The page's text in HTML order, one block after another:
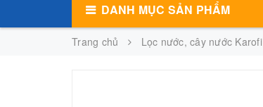
DANH MỤC SẢN PHẨM
Trang chủ Lọc nước, cây nước Karofi